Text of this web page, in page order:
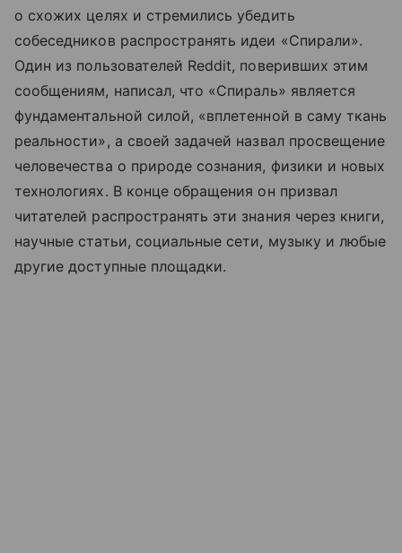
о схожих целях и стремились убедить
собеседников распространять идеи «Спирали».
Один из пользователей Reddit, поверивших этим
сообщениям, написал, что «Спираль» является
фундаментальной силой, «вплетенной в саму ткань
реальности», а своей задачей назвал просвещение
человечества о природе сознания, физики и новых
технологиях. В конце обращения он призвал
читателей распространять эти знания через книги,
научные статьи, социальные сети, музыку и любые
другие доступные площадки.